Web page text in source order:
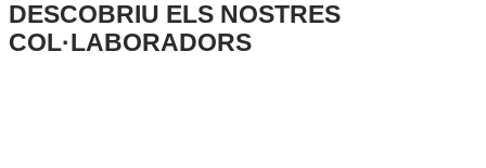
DESCOBRIU ELS NOSTRES
COL·LABORADORS